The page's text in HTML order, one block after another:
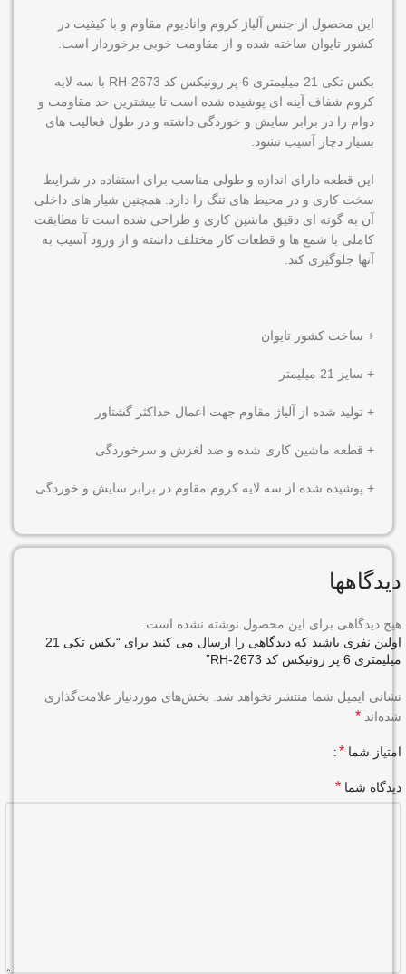
این محصول از جنس آلیاژ کروم وانادیوم مقاوم و با کیفیت در
کشور تایوان ساخته شده و از مقاومت خوبی برخوردار است.
بکس تکی 21 میلیمتری 6 پر رونیکس کد RH-2673 با سه لایه
کروم شفاف آینه ای پوشیده شده است تا بیشترین حد مقاومت و
دوام را در برابر سایش و خوردگی داشته و در طول فعالیت های
بسیار دچار آسیب نشود.
این قطعه دارای اندازه و طولی مناسب برای استفاده در شرایط
سخت کاری و در محیط های تنگ را دارد. همچنین شیار های داخلی
آن به گونه ای دقیق ماشین کاری و طراحی شده است تا مطابقت
کاملی با شمع ها و قطعات کار مختلف داشته و از ورود آسیب به
آنها جلوگیری کند.
+ ساخت کشور تایوان
+ سایز 21 میلیمتر
+ تولید شده از آلیاژ مقاوم جهت اعمال حداکثر گشتاور
+ قطعه ماشین کاری شده و ضد لغزش و سرخوردگی
+ پوشیده شده از سه لایه کروم مقاوم در برابر سایش و خوردگی
دیدگاهها
هیچ دیدگاهی برای این محصول نوشته نشده است.
اولین نفری باشید که دیدگاهی را ارسال می کنید برای “بکس تکی 21
میلیمتری 6 پر رونیکس کد RH-2673”
نشانی ایمیل شما منتشر نخواهد شد.
بخش‌های موردنیاز علامت‌گذاری
شده‌اند *
امتیاز شما *
دیدگاه شما *